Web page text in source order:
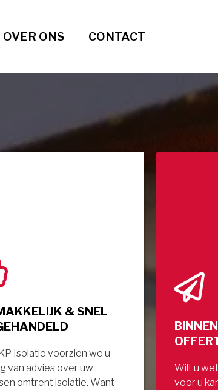
OVER ONS CONTACT
& SNEL
Isolatie voorzien we u
van advies over uw
omtrent isolatie. Want
Wilt u
voor u